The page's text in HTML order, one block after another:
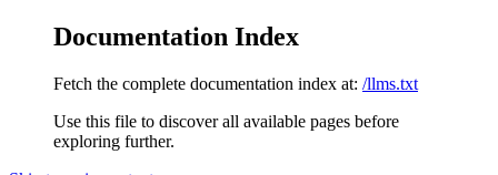
Documentation Index
Fetch the complete documentation index at: /llms.txt
Use this file to discover all available pages before
exploring further.